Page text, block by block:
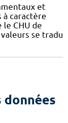
et
caractère
CHU de
se tradu